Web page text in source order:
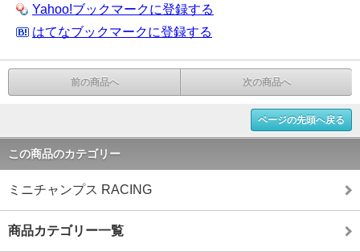
Yahoo!ブックマークに登録する
はてなブックマークに登録する
前の商品へ 次の商品へ
ページの先頭へ戻る
この商品のカテゴリー
ミニチャンプス RACING
商品カテゴリー一覧